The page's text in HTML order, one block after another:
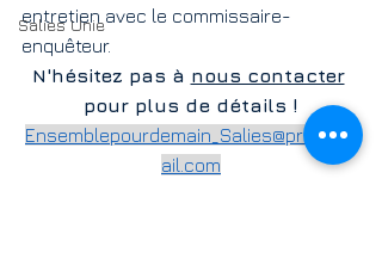
Salies Unie
entretien avec le commissaire-
enquêteur.
N'hésitez pas à nous contacter
pour plus de détails !
Ensemblepourdemain_Salies@protonm
ail.com